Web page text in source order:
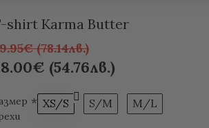
shirt Karma Butter
(54.76лв.)
(78.14лв.)
XS/S S/M M/L